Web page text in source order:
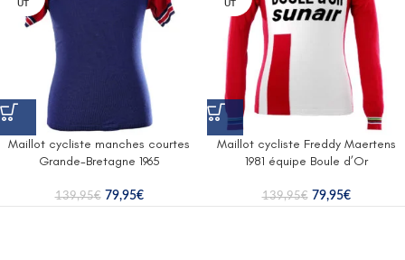
UT
Maillot cycliste manches courtes
Grande-Bretagne 1965
139,95€ 79,95€
UT
Maillot cycliste Freddy Maertens
1981 équipe Boule d’Or
139,95€ 79,95€